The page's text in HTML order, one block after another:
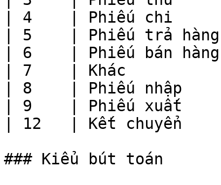
| 4    | Phiếu chi
| 5    | Phiếu trả
| 6    | Phiếu bán
| 7    | Khác
| 8    | Phiếu nhập
| 9    | Phiếu xuất
| 12   | Kết chuyển
### Kiểu bút toán